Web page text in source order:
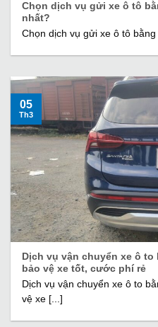
Chọn dịch vụ gửi xe ô tô
nhất?
Chọn dịch vụ gửi xe ô tô
Dịch vụ vận chuyển xe ô
bảo vệ xe tốt, cước phí rẻ
Dịch vụ vận chuyển xe ô to
vệ xe [...]
05
Th3